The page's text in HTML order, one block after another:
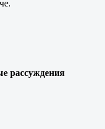
рассуждения